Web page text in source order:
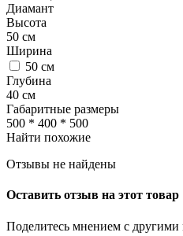
Диамант
Высота
50 см
Ширина
50 см
Глубина
40 см
Габаритные размеры
500 * 400 * 500
Найти похожие
Отзывы не найдены
Оставить отзыв на этот товар
Поделитесь мнением с другими